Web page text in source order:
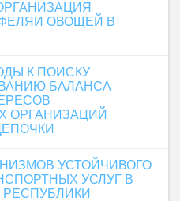
ОВОЩЕЙ В
К ПОИСКУ
БАЛАНСА
ОРГАНИЗАЦИЙ
УСТОЙЧИВОГО
УСЛУГ В